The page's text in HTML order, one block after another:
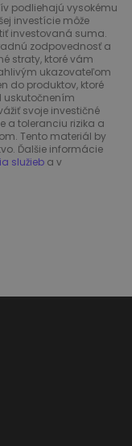
podliehajú vysokému
investície môže
investovaná suma.
zodpovednosť a
straty, ktoré vám
ukazovateľom
do produktov, ktoré
uskutočnením
svoje investičné
a toleranciu rizika a
Tento materiál by
Ďalšie informácie
služieb a v